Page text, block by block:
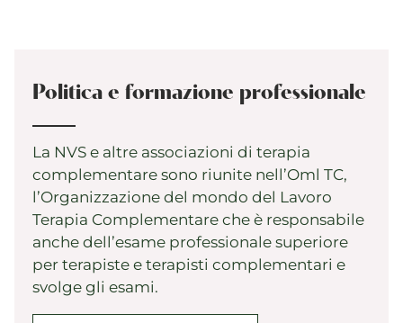
Politica e formazione professionale
La NVS e altre associazioni di terapia
complementare sono riunite nell’Oml TC,
l’Organizzazione del mondo del Lavoro
Terapia Complementare che è responsabile
anche dell’esame professionale superiore
per terapiste e terapisti complementari e
svolge gli esami.